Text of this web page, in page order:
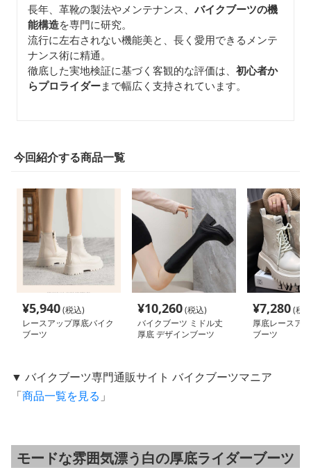
長年、革靴の製法やメンテナンス、 バイクブーツの機
能構造を専門に研究。
流行に左右されない機能美と、長く愛用できるメンテ
ナンス術に精通。
徹底した実地検証に基づく客観的な評価は、 初心者か
らプロライダーまで幅広く支持されています。
今回紹介する商品一覧
¥5,940(税込)
レースアップ厚底バイク
ブーツ
¥10,260(税込)
バイクブーツ ミドル丈
厚底 デザインブーツ
¥7,280(税
厚底レースア
ブーツ
▼ バイクブーツ専門通販サイト バイクブーツマニア
「商品一覧を見る 」
モードな雰囲気漂う白の厚底ライダーブーツ